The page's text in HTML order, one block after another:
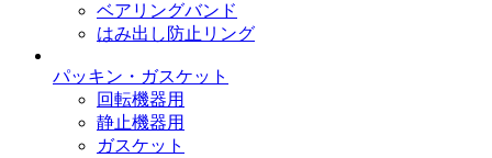
ベアリングバンド
はみ出し防止リング
パッキン・ガスケット
回転機器用
静止機器用
ガスケット